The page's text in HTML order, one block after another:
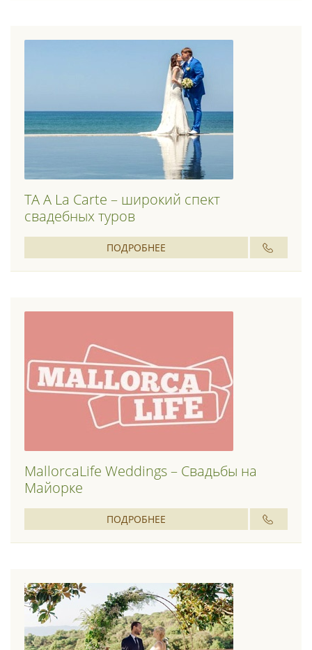
ТА A La Carte – широкий спект
свадебных туров
ПОДРОБНЕЕ
MallorcaLife Weddings – Свадьбы на
Майорке
ПОДРОБНЕЕ